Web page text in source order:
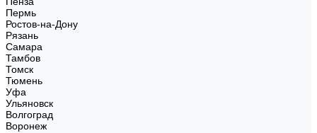
Пермь
Ростов-на-Дону
Рязань
Самара
Тамбов
Томск
Тюмень
Уфа
Ульяновск
Волгоград
Воронеж